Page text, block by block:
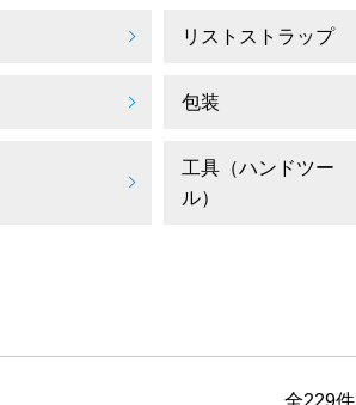
リストストラップ
包装
工具（ハンドツー
ル）